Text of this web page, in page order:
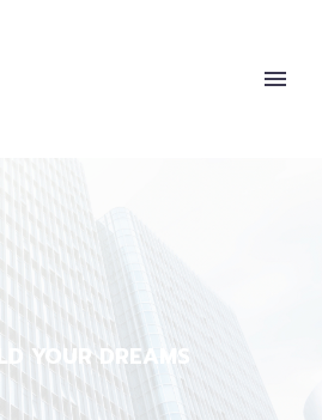
YOUR DREAMS